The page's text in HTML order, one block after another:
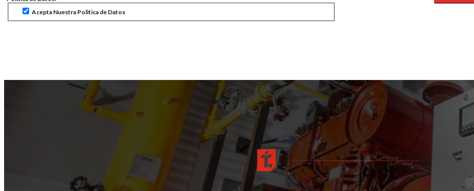
Acepta Nuestra Politica de Datos